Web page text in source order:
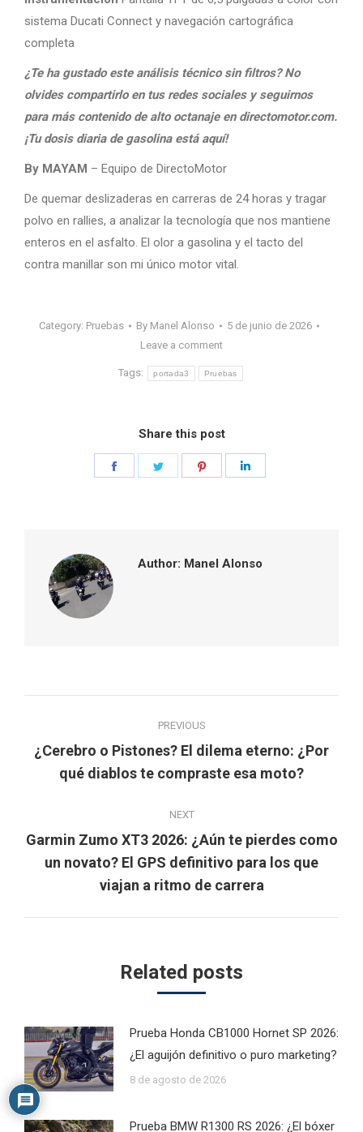
sistema Ducati Connect y navegación cartográfica
completa
¿Te ha gustado este análisis técnico sin filtros? No
olvides compartirlo en tus redes sociales y seguirnos
para más contenido de alto octanaje en directomotor.com.
¡Tu dosis diaria de gasolina está aquí!
By MAYAM – Equipo de DirectoMotor
De quemar deslizaderas en carreras de 24 horas y tragar
polvo en rallies, a analizar la tecnología que nos mantiene
enteros en el asfalto. El olor a gasolina y el tacto del
contra manillar son mi único motor vital.
Category: Pruebas By Manel Alonso
5 de junio de 2026
Leave a comment
Tags: portada3 Pruebas
Share this post
Author: Manel Alonso
navigation
PREVIOUS
Previous
post:
¿Cerebro o Pistones? El dilema eterno: ¿Por
qué diablos te compraste esa moto?
NEXT
Next
post:
Garmin Zumo XT3 2026: ¿Aún te pierdes como
un novato? El GPS definitivo para los que
viajan a ritmo de carrera
Related posts
Prueba Honda CB1000 Hornet SP 2026:
¿El aguijón definitivo o puro marketing?
8 de agosto de 2026
Prueba BMW R1300 RS 2026: ¿El bóxer